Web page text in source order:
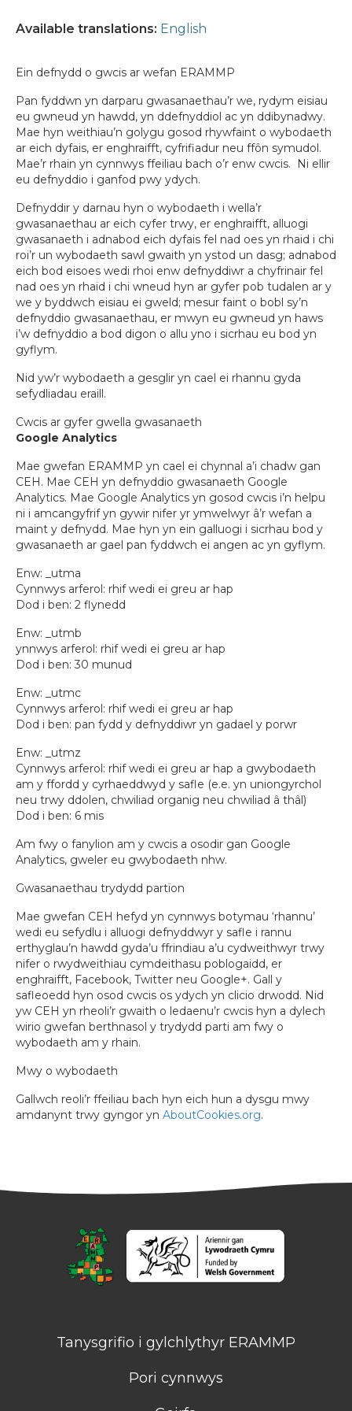
Available translations: English
Ein defnydd o gwcis ar wefan ERAMMP
Pan fyddwn yn darparu gwasanaethau’r we, rydym eisiau
eu gwneud yn hawdd, yn ddefnyddiol ac yn ddibynadwy.
Mae hyn weithiau’n golygu gosod rhywfaint o wybodaeth
ar eich dyfais, er enghraifft, cyfrifiadur neu ffôn symudol.
Mae’r rhain yn cynnwys ffeiliau bach o’r enw cwcis. Ni ellir
eu defnyddio i ganfod pwy ydych.
Defnyddir y darnau hyn o wybodaeth i wella’r
gwasanaethau ar eich cyfer trwy, er enghraifft, alluogi
gwasanaeth i adnabod eich dyfais fel nad oes yn rhaid i chi
roi’r un wybodaeth sawl gwaith yn ystod un dasg; adnabod
eich bod eisoes wedi rhoi enw defnyddiwr a chyfrinair fel
nad oes yn rhaid i chi wneud hyn ar gyfer pob tudalen ar y
we y byddwch eisiau ei gweld; mesur faint o bobl sy’n
defnyddio gwasanaethau, er mwyn eu gwneud yn haws
i’w defnyddio a bod digon o allu yno i sicrhau eu bod yn
gyflym.
Nid yw’r wybodaeth a gesglir yn cael ei rhannu gyda
sefydliadau eraill.
Cwcis ar gyfer gwella gwasanaeth
Google Analytics
Mae gwefan ERAMMP yn cael ei chynnal a’i chadw gan
CEH. Mae CEH yn defnyddio gwasanaeth Google
Analytics. Mae Google Analytics yn gosod cwcis i’n helpu
ni i amcangyfrif yn gywir nifer yr ymwelwyr â’r wefan a
maint y defnydd. Mae hyn yn ein galluogi i sicrhau bod y
gwasanaeth ar gael pan fyddwch ei angen ac yn gyflym.
Enw: _utma
Cynnwys arferol: rhif wedi ei greu ar hap
Dod i ben: 2 flynedd
Enw: _utmb
ynnwys arferol: rhif wedi ei greu ar hap
Dod i ben: 30 munud
Enw: _utmc
Cynnwys arferol: rhif wedi ei greu ar hap
Dod i ben: pan fydd y defnyddiwr yn gadael y porwr
Enw: _utmz
Cynnwys arferol: rhif wedi ei greu ar hap a gwybodaeth
am y ffordd y cyrhaeddwyd y safle (e.e. yn uniongyrchol
neu trwy ddolen, chwiliad organig neu chwiliad â thâl)
Dod i ben: 6 mis
Am fwy o fanylion am y cwcis a osodir gan Google
Analytics, gweler eu gwybodaeth nhw.
Gwasanaethau trydydd partïon
Mae gwefan CEH hefyd yn cynnwys botymau ‘rhannu’
wedi eu sefydlu i alluogi defnyddwyr y safle i rannu
erthyglau’n hawdd gyda’u ffrindiau a’u cydweithwyr trwy
nifer o rwydweithiau cymdeithasu poblogaidd, er
enghraifft, Facebook, Twitter neu Google+. Gall y
safleoedd hyn osod cwcis os ydych yn clicio drwodd. Nid
yw CEH yn rheoli’r gwaith o ledaenu’r cwcis hyn a dylech
wirio gwefan berthnasol y trydydd parti am fwy o
wybodaeth am y rhain.
Mwy o wybodaeth
Gallwch reoli’r ffeiliau bach hyn eich hun a dysgu mwy
amdanynt trwy gyngor yn AboutCookies.org.
Tanysgrifio i gylchlythyr ERAMMP
Pori cynnwys